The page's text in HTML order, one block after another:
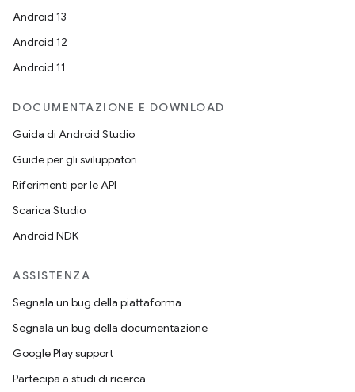
Android 13
Android 12
Android 11
DOCUMENTAZIONE E DOWNLOAD
Guida di Android Studio
Guide per gli sviluppatori
Riferimenti per le API
Scarica Studio
Android NDK
ASSISTENZA
Segnala un bug della piattaforma
Segnala un bug della documentazione
Google Play support
Partecipa a studi di ricerca